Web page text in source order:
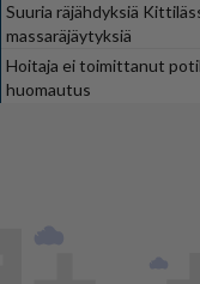
Suuria räjähdyksiä
massaräjäytyksiä
Hoitaja ei toimittanut
huomautus